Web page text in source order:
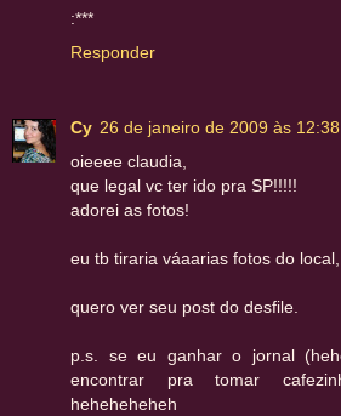
:***
Responder
Cy 26 de janeiro de 2009 às 12:38
oieeee claudia,
que legal vc ter ido pra SP!!!!!
adorei as fotos!
eu tb tiraria váaarias fotos do
quero ver seu post do desfile.
p.s. se eu ganhar o jornal
encontrar pra tomar
heheheheheh